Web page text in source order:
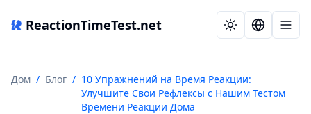
ReactionTimeTest.net
Дом / Блог / 10 Упражнений на Время Реакции:
Улучшите Свои Рефлексы с Нашим Тестом
Времени Реакции Дома